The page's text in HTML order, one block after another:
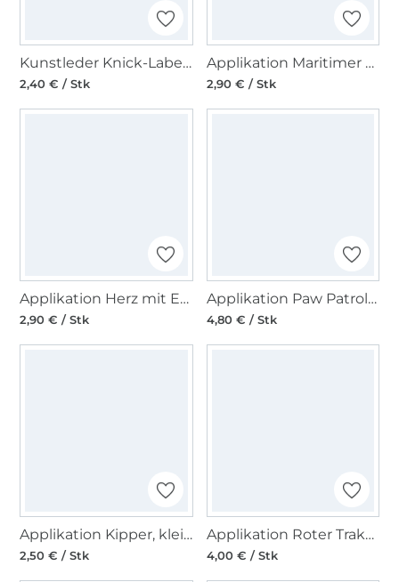
Kunstleder Knick-Label mit Schraube Herz, dunkelbraun
2,40 € / Stk
Applikation Maritimer Anker
2,90 € / Stk
Applikation Herz mit Edelweiss
2,90 € / Stk
Applikation Paw Patrol - Team Players
4,80 € / Stk
Applikation Kipper, klein
2,50 € / Stk
Applikation Roter Traktor
4,00 € / Stk